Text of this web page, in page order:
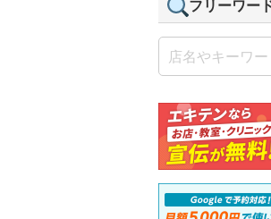
フリーワー